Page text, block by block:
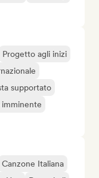
Progetto agli inizi
supportato
Canzone Italiana